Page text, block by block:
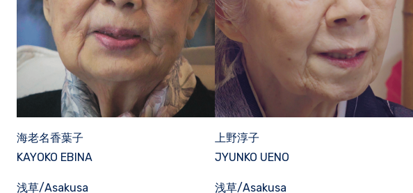
海老名香葉子
KAYOKO EBINA
浅草/Asakusa
上野淳子
JYUNKO UENO
浅草/Asakusa